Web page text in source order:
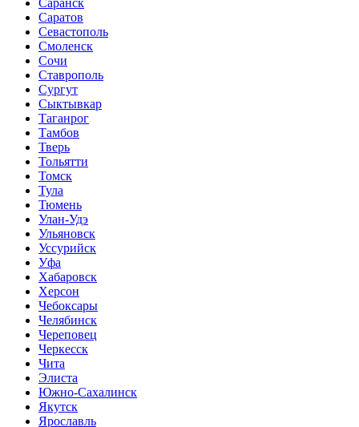
Саратов
Севастополь
Смоленск
Сочи
Ставрополь
Сургут
Сыктывкар
Таганрог
Тамбов
Тверь
Тольятти
Томск
Тула
Тюмень
Улан-Удэ
Ульяновск
Уссурийск
Уфа
Хабаровск
Херсон
Чебоксары
Челябинск
Череповец
Черкесск
Чита
Элиста
Южно-Сахалинск
Якутск
Ярославль